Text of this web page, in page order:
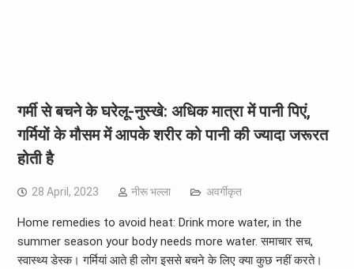
गर्मी से बचने के घरेलू-नुस्खे: अधिक मात्रा में पानी पिएं,
गर्मियों के मौसम में आपके शरीर को पानी की ज्यादा जरूरत
होती है
28 April, 2023 नीरू भल्ला अवर्गीकृत
Home remedies to avoid heat: Drink more water, in the
summer season your body needs more water. समाचार सच,
स्वास्थ्य डेस्क। गर्मियां आते ही लोग इससे बचने के लिए क्या कुछ नहीं करते।